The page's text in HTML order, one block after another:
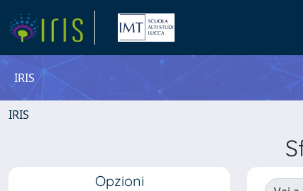
IRIS
IRIS
Opzioni